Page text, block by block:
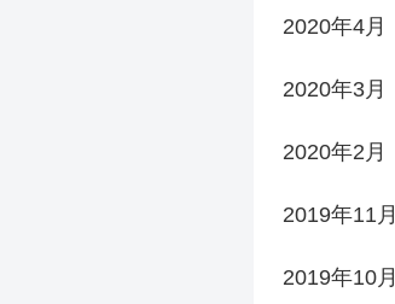
2020年4月
2020年3月
2020年2月
2019年11月
2019年10月